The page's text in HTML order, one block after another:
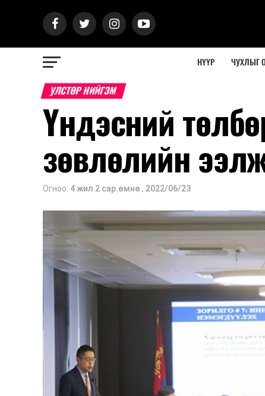
НҮҮР ЧУХЛЫГ
УЛСТӨР НИЙГЭМ
Үндэсний
зөвлөлийн
Огноо: 4 жил 2 сар.өмнө , 2022/06/23